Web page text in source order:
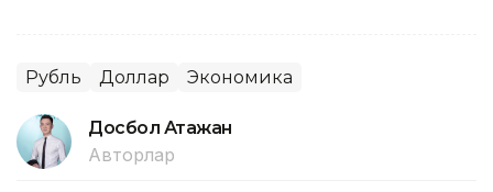
Рубль Доллар Экономика
Досбол Атажан
Авторлар